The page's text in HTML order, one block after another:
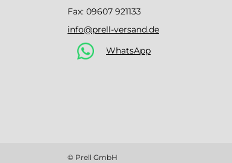
Fax: 09607 921133
info@prell-versand.de
WhatsApp
© Prell GmbH